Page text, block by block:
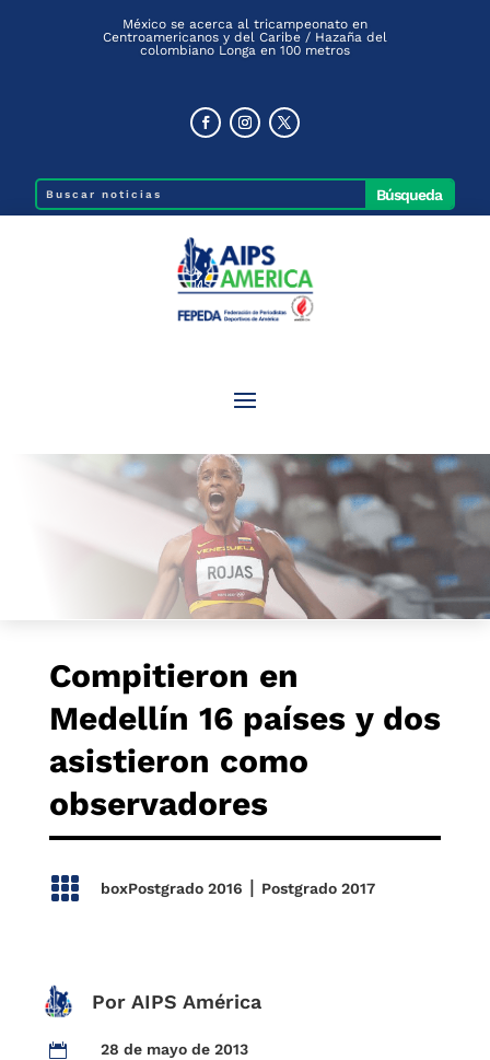
México se acerca al tricampeonato en
Centroamericanos y del Caribe / Hazaña del
colombiano Longa en 100 metros
Compitieron en
Medellín 16 países y dos
asistieron como
observadores
 boxPostgrado 2016 | Postgrado 2017
Por AIPS América
 28 de mayo de 2013